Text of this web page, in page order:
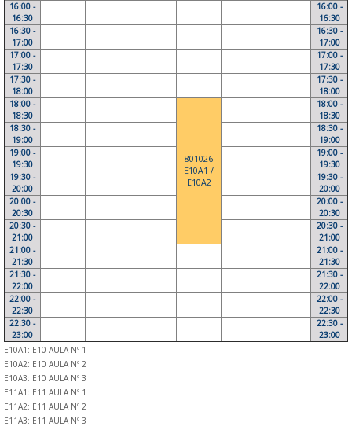
16:00 -
16:30
16:00 -
16:30
16:30 -
17:00
16:30 -
17:00
17:00 -
17:30
17:00 -
17:30
17:30 -
18:00
17:30 -
18:00
18:00 -
18:30
801026
E10A1 /
E10A2
18:00 -
18:30
18:30 -
19:00
18:30 -
19:00
19:00 -
19:30
19:00 -
19:30
19:30 -
20:00
19:30 -
20:00
20:00 -
20:30
20:00 -
20:30
20:30 -
21:00
20:30 -
21:00
21:00 -
21:30
21:00 -
21:30
21:30 -
22:00
21:30 -
22:00
22:00 -
22:30
22:00 -
22:30
22:30 -
23:00
22:30 -
23:00
E10A1: E10 AULA Nº 1
E10A2: E10 AULA Nº 2
E10A3: E10 AULA Nº 3
E11A1: E11 AULA Nº 1
E11A2: E11 AULA Nº 2
E11A3: E11 AULA Nº 3